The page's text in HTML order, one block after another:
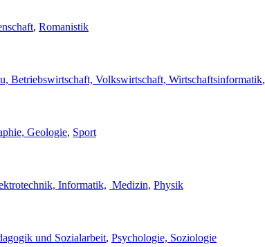
, Romanistik
Betriebswirtschaft, Volkswirtschaft, Wirtschaftsinformatik,
Geologie, Sport
Informatik, Medizin, Physik
und Sozialarbeit, Psychologie, Soziologie